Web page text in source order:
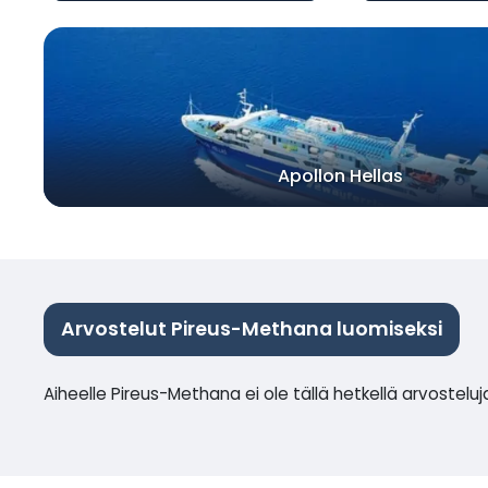
Apollon Hellas
Arvostelut Pireus-Methana luomiseksi
Aiheelle Pireus-Methana ei ole tällä hetkellä